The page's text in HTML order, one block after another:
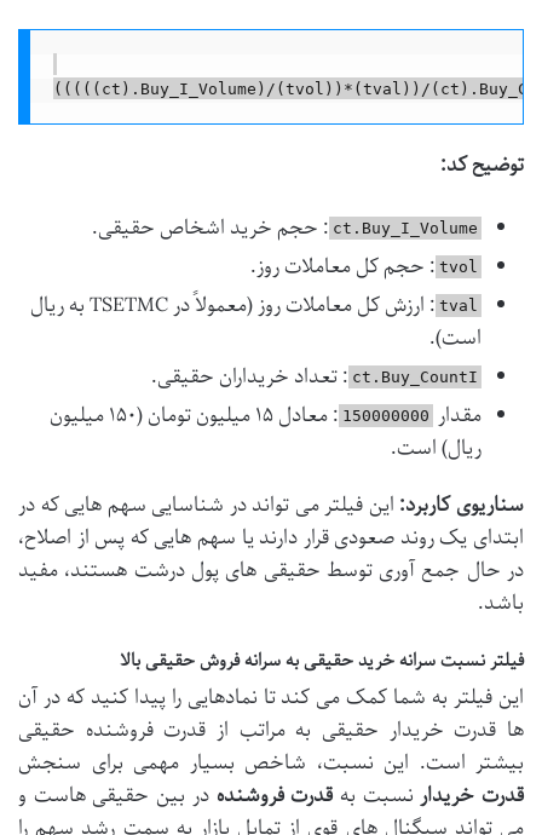
توضیح کد:
ct.Buy_I_Volume : حجم خرید اشخاص حقیقی.
tvol : حجم کل معاملات روز.
tval
: ارزش کل معاملات روز (معمولاً در TSETMC به ریال
است).
ct.Buy_CountI : تعداد خریداران حقیقی.
مقدار
150000000
: معادل ۱۵ میلیون تومان (۱۵۰ میلیون
ریال) است.
سناریوی کاربرد: این فیلتر می تواند در شناسایی سهم هایی که در
ابتدای یک روند صعودی قرار دارند یا سهم هایی که پس از اصلاح،
در حال جمع آوری توسط حقیقی های پول درشت هستند، مفید
باشد.
فیلتر نسبت سرانه خرید حقیقی به سرانه فروش حقیقی بالا
این فیلتر به شما کمک می کند تا نمادهایی را پیدا کنید که در آن
ها قدرت خریدار حقیقی به مراتب از قدرت فروشنده حقیقی
بیشتر است. این نسبت، شاخص بسیار مهمی برای سنجش
قدرت خریدارنسبت به قدرت فروشنده در بین حقیقی هاست و
می تواند سیگنال های قوی از تمایل بازار به سمت رشد سهم را